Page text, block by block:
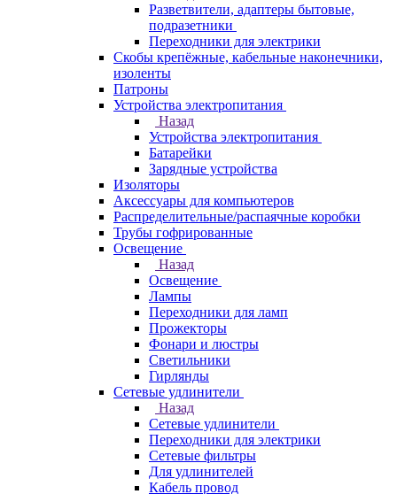
Разветвители, адаптеры бытовые,
подразетники
Переходники для электрики
Скобы крепёжные, кабельные наконечники,
изоленты
Патроны
Устройства электропитания
Назад
Устройства электропитания
Батарейки
Зарядные устройства
Изоляторы
Аксессуары для компьютеров
Распределительные/распаячные коробки
Трубы гофрированные
Освещение
Назад
Освещение
Лампы
Переходники для ламп
Прожекторы
Фонари и люстры
Светильники
Гирлянды
Сетевые удлинители
Назад
Сетевые удлинители
Переходники для электрики
Сетевые фильтры
Для удлинителей
Кабель провод